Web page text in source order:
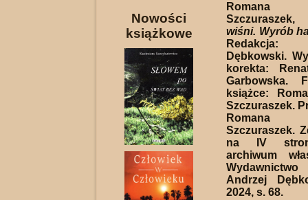
Nowości
książkowe
Romana
wiśni. Wyrób
Dębkowski.
korekta:
Garbowska.
książce:
Szczuraszek.
Romana
Szczuraszek.
na IV
archiwum
Andrzej
2024, s. 68.